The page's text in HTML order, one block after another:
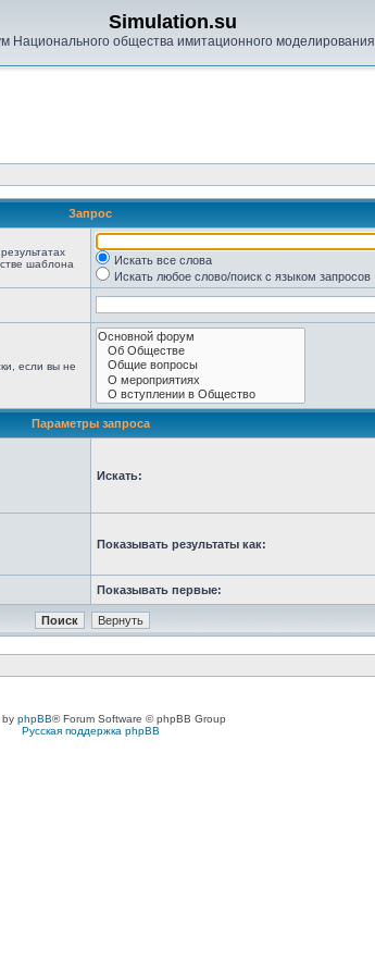
Simulation.su
Национального общества имитационного моделирования
Запрос
шаблона
Искать все слова
Искать любое слово/поиск с языком запросов
если вы не
Параметры запроса
Искать:
Показывать результаты как:
Показывать первые:
by phpBB® Forum Software © phpBB Group
Русская поддержка phpBB